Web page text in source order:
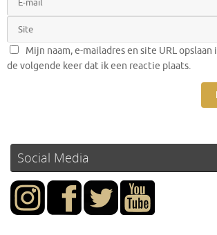
Mijn naam, e-mailadres en site URL
de volgende keer dat ik een reactie plaats.
Social Media